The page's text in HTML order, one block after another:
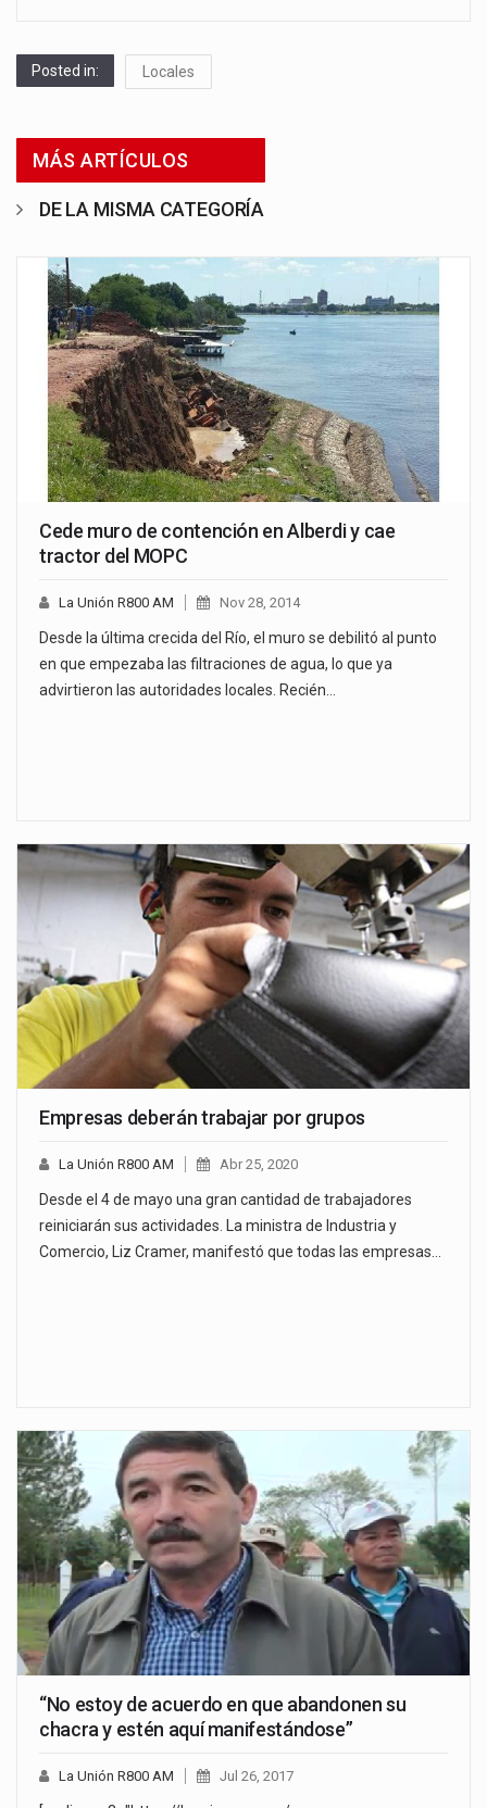
Posted in: Locales
MÁS ARTÍCULOS
DE LA MISMA CATEGORÍA
Cede muro de contención en Alberdi y cae
tractor del MOPC
La Unión R800 AM Nov 28, 2014
Desde la última crecida del Río, el muro se debilitó al punto
en que empezaba las filtraciones de agua, lo que ya
advirtieron las autoridades locales. Recién…
Empresas deberán trabajar por grupos
La Unión R800 AM Abr 25, 2020
Desde el 4 de mayo una gran cantidad de trabajadores
reiniciarán sus actividades. La ministra de Industria y
Comercio, Liz Cramer, manifestó que todas las empresas…
“No estoy de acuerdo en que abandonen su
chacra y estén aquí manifestándose”
La Unión R800 AM Jul 26, 2017